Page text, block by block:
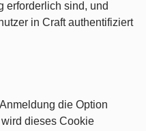
erforderlich sind, und
in Craft authentifiziert
die Option
dieses Cookie